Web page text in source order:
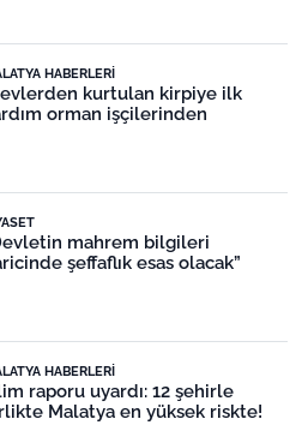
HABERLERI
kurtulan kirpiye ilk
orman işçilerinden
mahrem bilgileri
şeffaflık esas olacak”
HABERLERI
raporu uyardı: 12 şehirle
Malatya en yüksek riskte!